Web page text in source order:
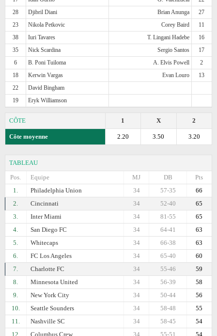
28
Djibril Diani Brian Anunga
27
23
Nikola Petkovic Corey Baird
11
38
Iuri Tavares T. Lingani Hadebe
16
35
Nick Scardina Sergio Santos
17
6
B. Poni Tuiloma A. Elvis Powell
2
18
Kerwin Vargas Evan Louro
13
22
David Bingham
19
Eryk Williamson
CÔTE 2
X
1
Côte moyenne 3.20
3.50
2.20
TABLEAU
Pos.
Equipe Pts
DB
MJ
1.
Philadelphia Union 66
57-35
34
2.
Cincinnati 65
52-40
34
3.
Inter Miami 65
81-55
34
4.
San Diego FC 63
64-41
34
5.
Whitecaps 63
66-38
34
6.
FC Los Angeles 60
65-40
34
7.
Charlotte FC 59
55-46
34
8.
Minnesota United 58
56-39
34
9.
New York City 56
50-44
34
10.
Seattle Sounders 55
58-48
34
11.
Nashville SC 54
58-45
34
12.
Columbus Crew 54
55-51
34